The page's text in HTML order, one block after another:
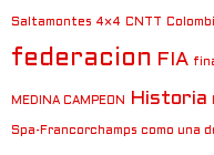
Saltamontes 4×4 CNTT
federacion FIA
MEDINA CAMPEON Historia
Spa-Francorchamps como una